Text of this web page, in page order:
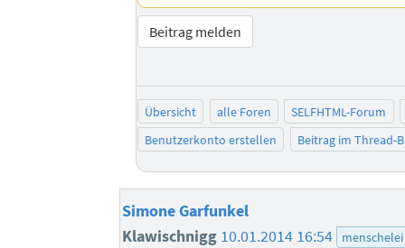
Beitrag melden
Übersicht alle Foren
SELFHTML-Forum
Benutzerkonto erstellen
Beitrag im Thread-
Simone Garfunkel
Klawischnigg 10.01.2014 16:54 menschelei